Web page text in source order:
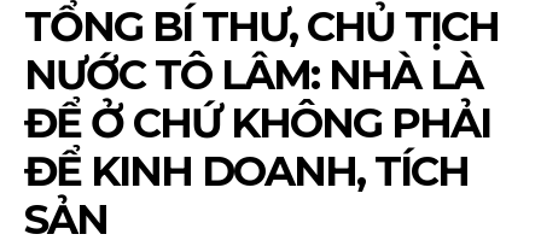
TỔNG BÍ THƯ, CHỦ TỊCH
NƯỚC TÔ LÂM: NHÀ LÀ
ĐỂ Ở CHỨ KHÔNG PHẢI
ĐỂ KINH DOANH, TÍCH
SẢN